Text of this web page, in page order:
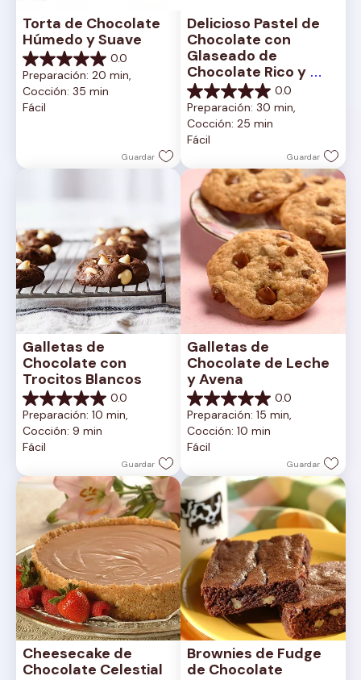
Torta de Chocolate
Húmedo y Suave
0.0
0.0
de
5
estrellas.
Preparación: 20 min,
Cocción: 35 min
Fácil
Guardar
Delicioso Pastel de
Chocolate con
Glaseado de
Chocolate Rico y
Cremoso
0.0
0.0
de
5
estrellas.
Preparación: 30 min,
Cocción: 25 min
Fácil
Guardar
Galletas de
Chocolate con
Trocitos Blancos
0.0
0.0
de
5
estrellas.
Preparación: 10 min,
Cocción: 9 min
Fácil
Guardar
Galletas de
Chocolate de Leche
y Avena
0.0
0.0
de
5
estrellas.
Preparación: 15 min,
Cocción: 10 min
Fácil
Guardar
Cheesecake de
Chocolate Celestial
Brownies de Fudge
de Chocolate